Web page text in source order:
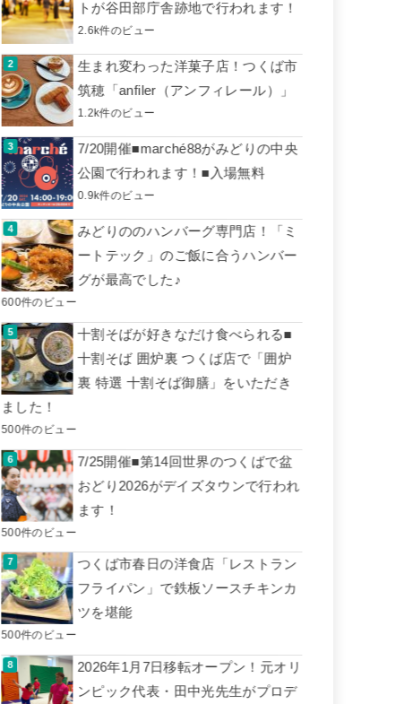
トが谷田部庁舎跡地で行われます！
2.6k件のビュー
生まれ変わった洋菓子店！つくば市
筑穂「anfiler（アンフィレール）」
1.2k件のビュー
7/20開催■marché88がみどりの中央
公園で行われます！■入場無料
0.9k件のビュー
みどりののハンバーグ専門店！「ミ
ートテック」のご飯に合うハンバー
グが最高でした♪
600件のビュー
十割そばが好きなだけ食べられる■
十割そば 囲炉裏 つくば店で「囲炉
裏 特選 十割そば御膳」をいただき
ました！
500件のビュー
7/25開催■第14回世界のつくばで盆
おどり2026がデイズタウンで行われ
ます！
500件のビュー
つくば市春日の洋食店「レストラン
フライパン」で鉄板ソースチキンカ
ツを堪能
500件のビュー
2026年1月7日移転オープン！元オリ
ンピック代表・田中光先生がプロデ